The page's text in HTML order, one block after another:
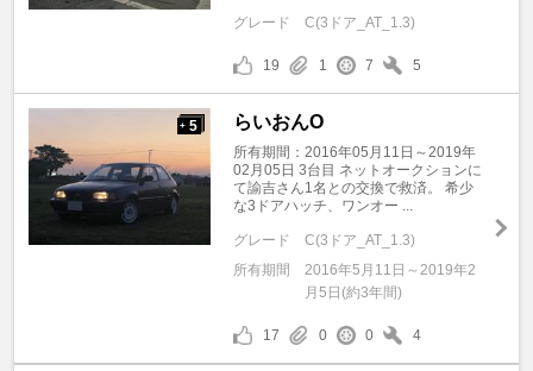
グレード C(3ドア_AT_1.3)
19 1 7 5
+ 5 らいおんO
所有期間：2016年05月11日～2019年
02月05日 3台目 ネットオークションに
て諭吉さん1名との交換で救済。 希少
な3ドアハッチ、ワンオー ...
グレード
C(3ドア_AT_1.3)
所有期間
2016年5月11日～2019年2
月5日(約3年間)
17 0 0 4